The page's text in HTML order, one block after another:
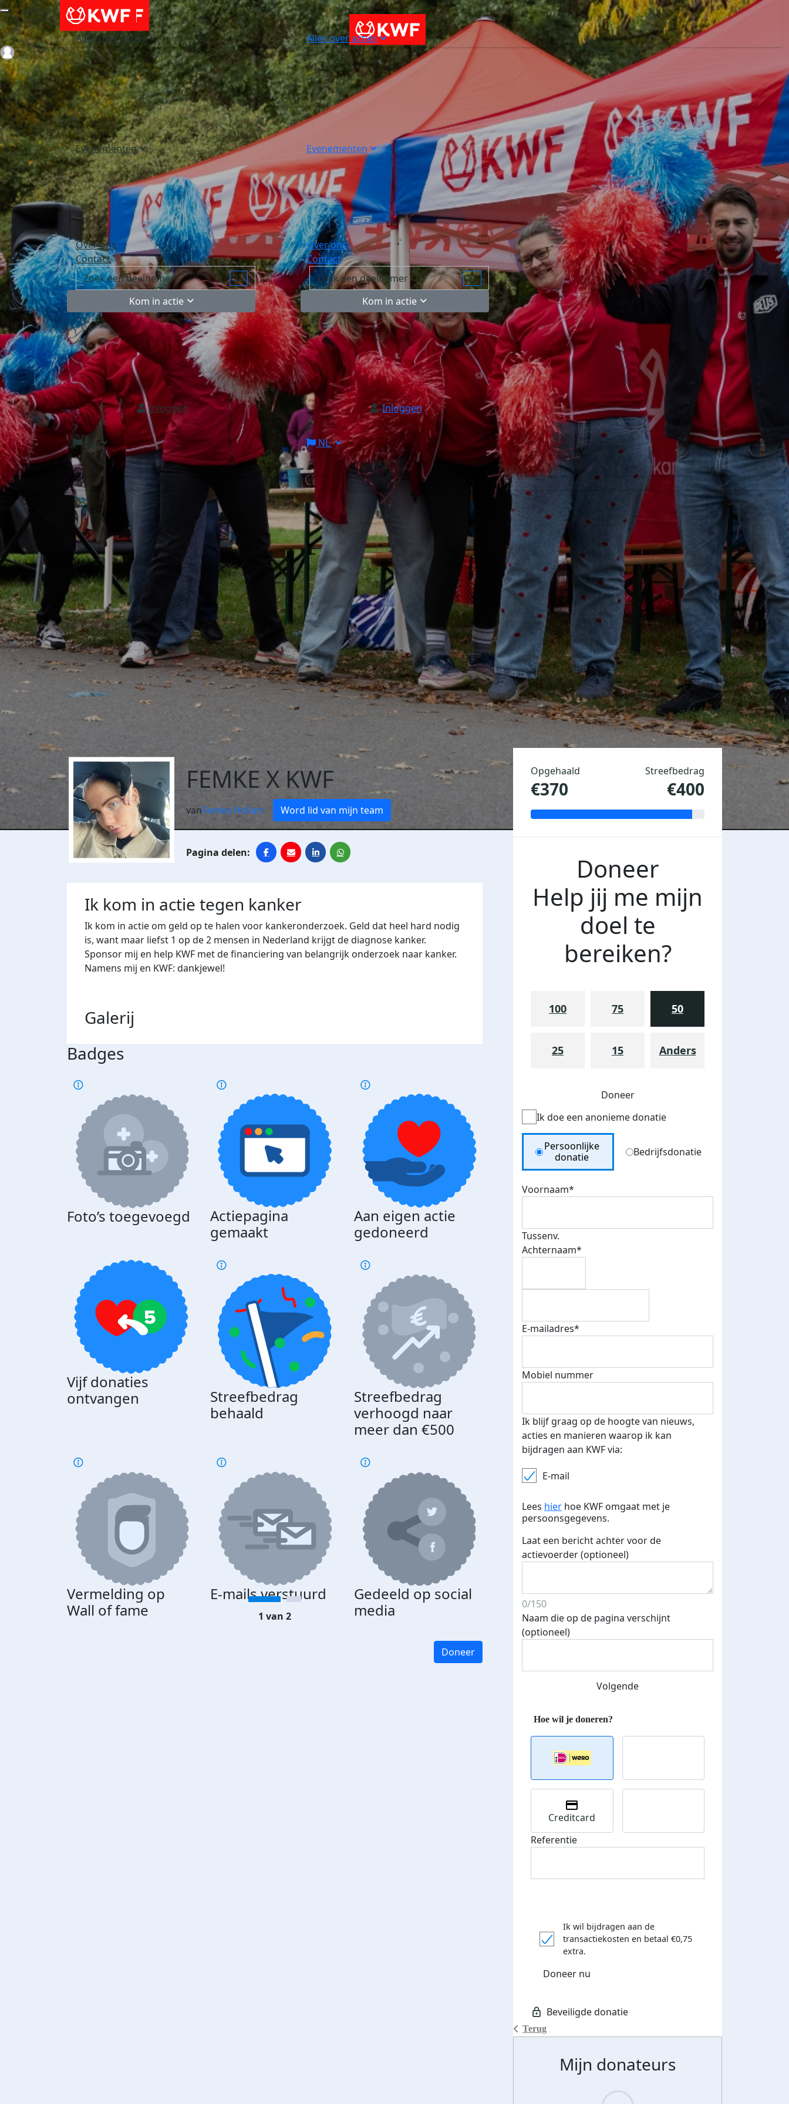
Alles over acties
Evenementen
Over ons
Contact
Kom in actie
Inloggen
NL
Alles over acties
Evenementen
Over ons
Contact
Kom in actie
Inloggen
NL
Login
FEMKE X KWF
vanFemke Hollart Word lid van mijn team
Ik kom in actie tegen kanker
Ik kom in actie om geld op te halen voor kankeronderzoek. Geld dat heel hard nodig
is, want maar liefst 1 op de 2 mensen in Nederland krijgt de diagnose kanker.
Sponsor mij en help KWF met de financiering van belangrijk onderzoek naar kanker.
Namens mij en KWF: dankjewel!
Galerij
Badges
Foto’s toegevoegd
Actiepagina
gemaakt
Aan eigen actie
gedoneerd
Vijf donaties
ontvangen
Streefbedrag
behaald
Streefbedrag
verhoogd naar
meer dan €500
Vermelding op
Wall of fame
E-mails verstuurd
Gedeeld op social
media
bedankt
1 van 2
Doneer
Opgehaald
€370
Streefbedrag
€400
Doneer
Help jij me mijn
doel te
bereiken?
100 75 50
25 15 Anders
Doneer
Ik doe een anonieme donatie
Donation Type
Persoonlijke
donatie
Bedrijfsdonatie
Voornaam*
Tussenv.
Achternaam*
E-mailadres*
Mobiel nummer
Ik blijf graag op de hoogte van nieuws,
acties en manieren waarop ik kan
bijdragen aan KWF via:
E-mail
Lees hier hoe KWF omgaat met je
persoonsgegevens.
Laat een bericht achter voor de
actievoerder (optioneel)
0/150
Naam die op de pagina verschijnt
(optioneel)
Volgende
Terug
Creditcard
Referentie
Ik wil bijdragen aan de
transactiekosten en betaal €0,75
extra.
Doneer nu
Mijn donateurs